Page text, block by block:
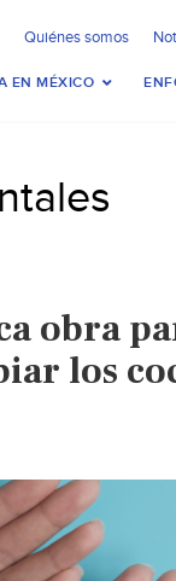
Quiénes somos
EN MÉXICO
obra
los